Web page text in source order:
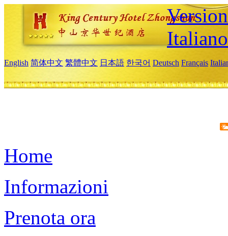
Italiano
English 简体中文 繁體中文 日本語 한국어 Deutsch Français
Home
Informazioni
Prenota ora